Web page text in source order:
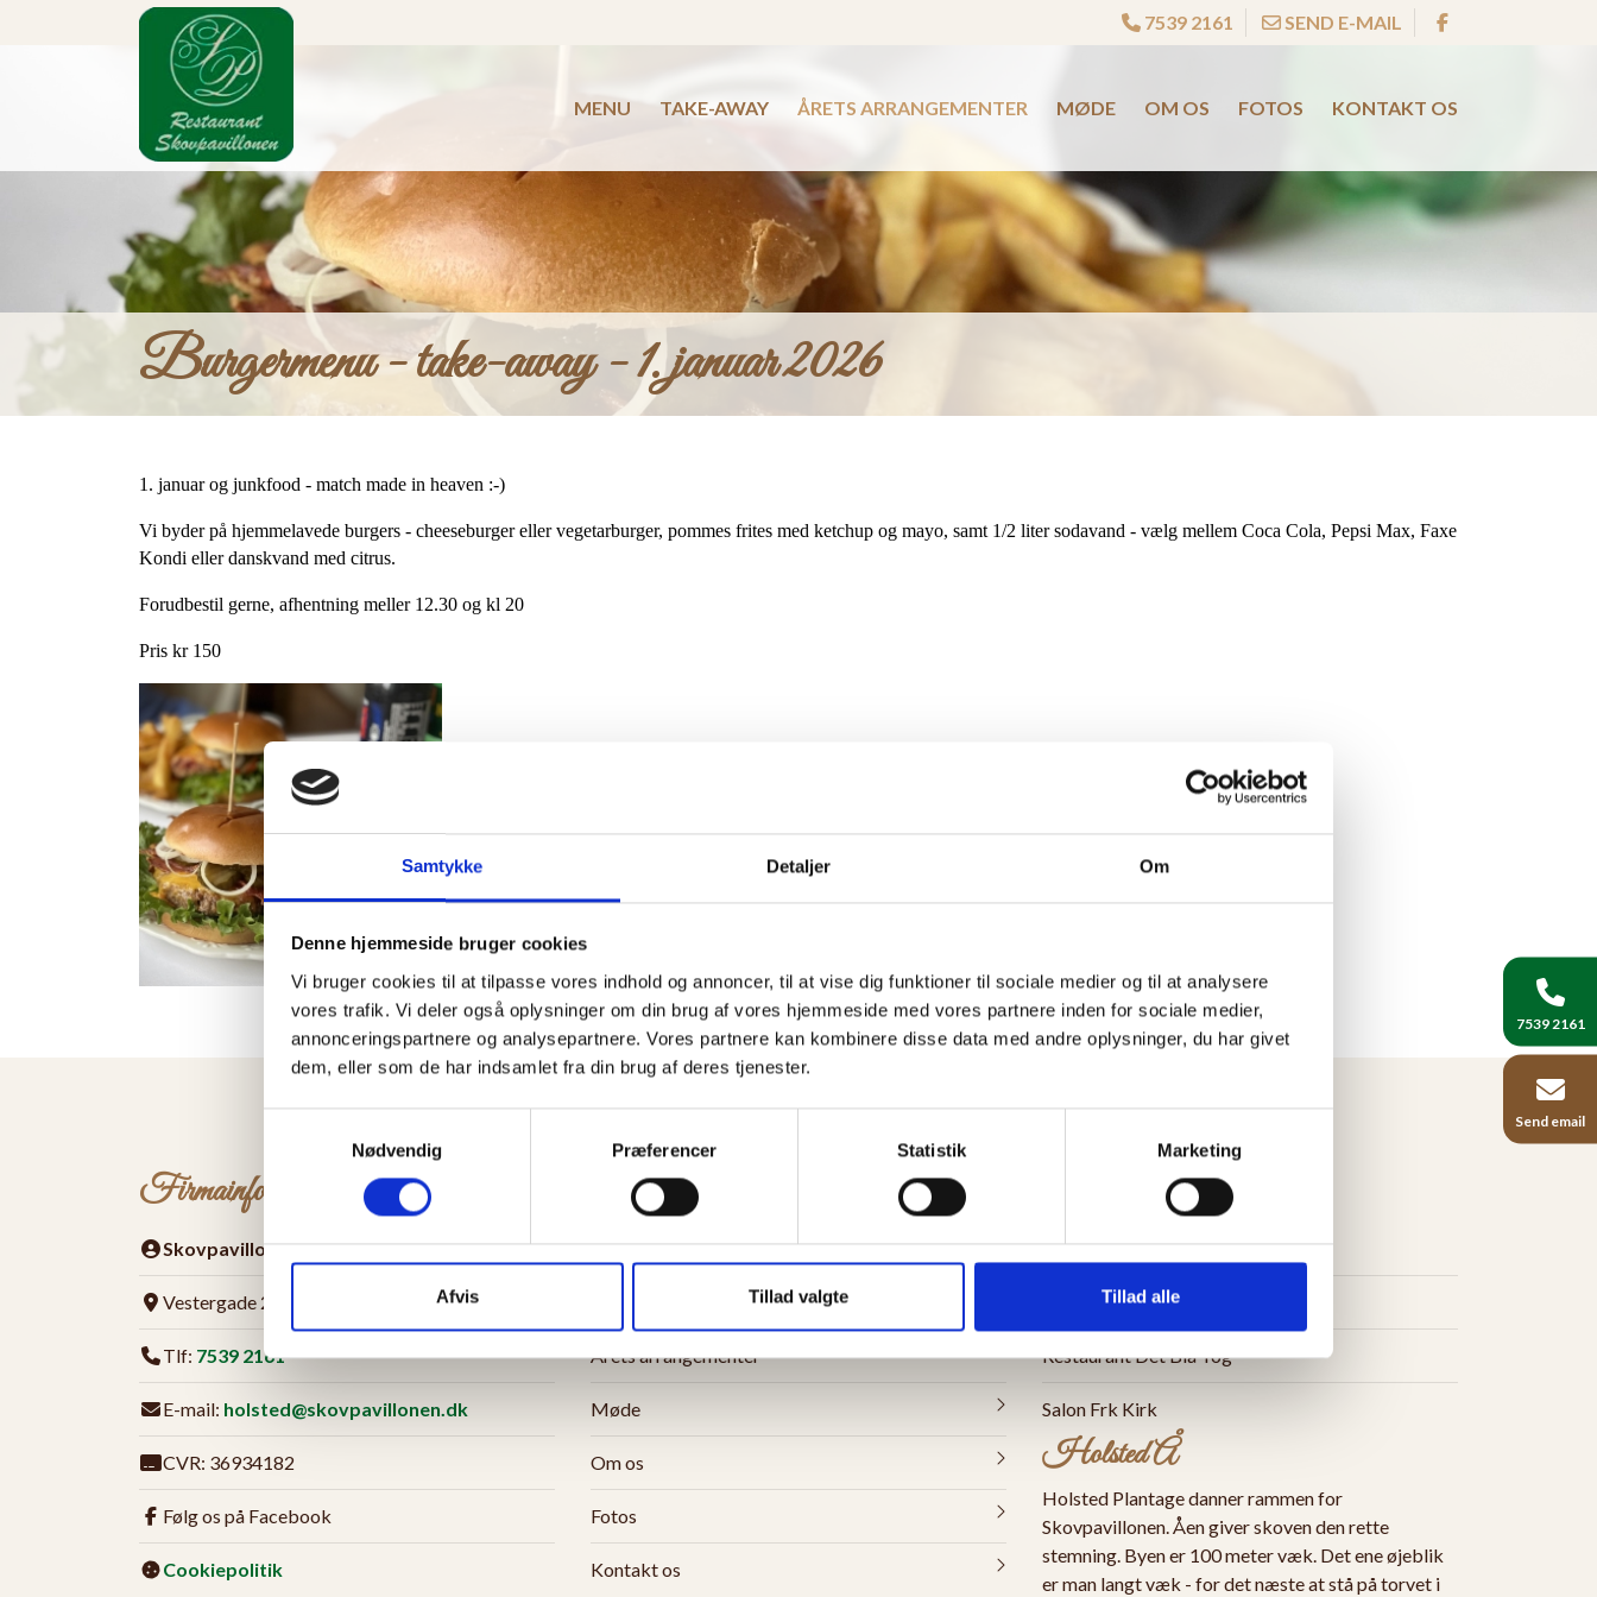
Samtykke Detaljer Om
Denne hjemmeside bruger cookies
Vi bruger cookies til at tilpasse vores indhold og annoncer, til at vise dig funktioner til sociale medier og til at analysere
vores trafik. Vi deler også oplysninger om din brug af vores hjemmeside med vores partnere inden for sociale medier,
annonceringspartnere og analysepartnere. Vores partnere kan kombinere disse data med andre oplysninger, du har givet
dem, eller som de har indsamlet fra din brug af deres tjenester.
Nødvendig
Præferencer Statistik Marketing
Afvis Tillad valgte Tillad alle
7539 2161 SEND E-MAIL
MENU TAKE-AWAY ÅRETS ARRANGEMENTER MØDE OM OS FOTOS KONTAKT OS
Burgermenu - take-away - 1. januar 2026
1. januar og junkfood - match made in heaven :-)
Vi byder på hjemmelavede burgers - cheeseburger eller vegetarburger, pommes frites med ketchup og mayo, samt 1/2 liter sodavand - vælg mellem Coca Cola, Pepsi Max, Faxe
Kondi eller danskvand med citrus.
Forudbestil gerne, afhentning meller 12.30 og kl 20
Pris kr 150
Firmainfo
Skovpavillonen, Holsted Plantage
Vestergade 23, 6670 Holsted
Tlf: 7539 2161
E-mail: holsted@skovpavillonen.dk
CVR: 36934182
Følg os på Facebook
Cookiepolitik
Quickmenu
Menu
Årets arrangementer
Møde
Om os
Fotos
Kontakt os
Besøg vores partnere
Boutique Hotel Postgården
Hotel Le Moulin Bleu Frankrig
Restaurant Det Blå Tog
Salon Frk Kirk
Holsted Å
Holsted Plantage danner rammen for
Skovpavillonen. Åen giver skoven den rette
stemning. Byen er 100 meter væk. Det ene øjeblik
er man langt væk - for det næste at stå på torvet i
7539 2161
Send email